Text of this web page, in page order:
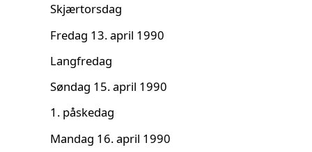
Skjærtorsdag
Fredag 13. april 1990
Langfredag
Søndag 15. april 1990
1. påskedag
Mandag 16. april 1990